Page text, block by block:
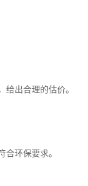
出合理的估价。
环保要求。